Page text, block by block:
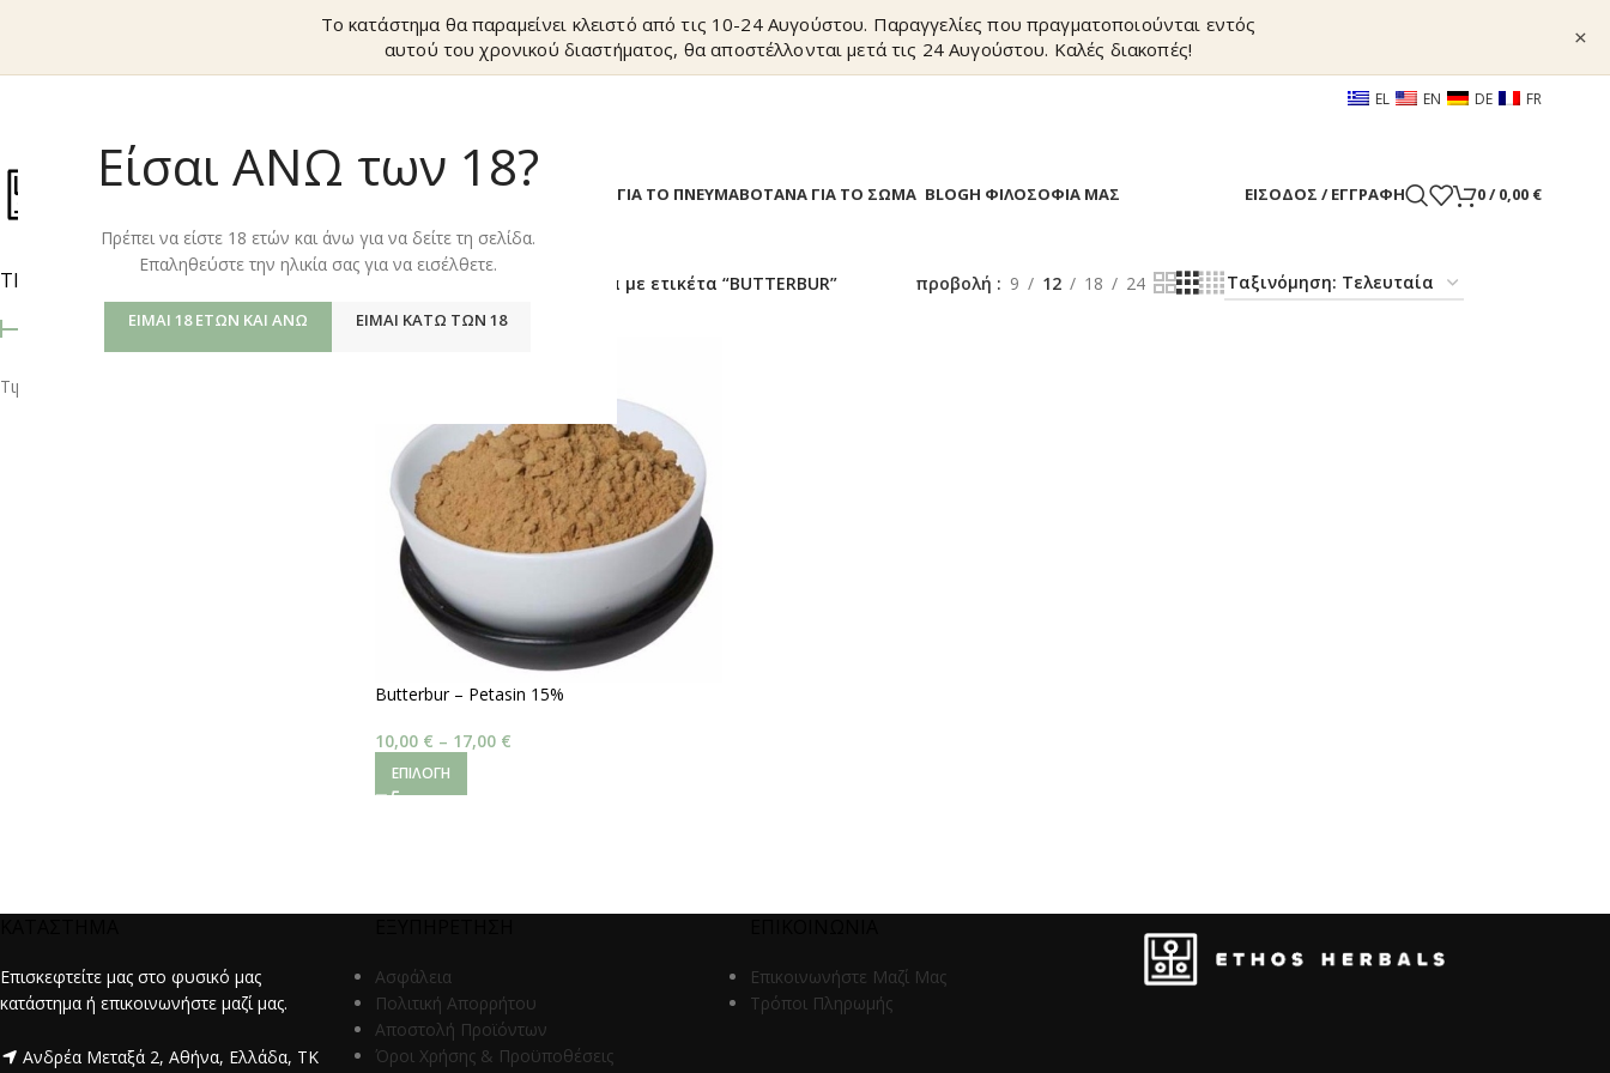
Είσαι ΑΝΩ των 18?
Πρέπει να είστε 18 ετών και άνω για να δείτε τη σελίδα.
Επαληθεύστε την ηλικία σας για να εισέλθετε.
ΕΊΜΑΙ 18 ΕΤΏΝ ΚΑΙ ΆΝΩ ΕΊΜΑΙ ΚΆΤΩ ΤΩΝ 18
Το κατάστημα θα παραμείνει κλειστό από τις 10-24 Αυγούστου. Παραγγελίες που πραγματοποιούνται εντός
αυτού του χρονικού διαστήματος, θα αποστέλλονται μετά τις 24 Αυγούστου. Καλές διακοπές!
×
EL EN DE FR
ΒΟΤΑΝΑ ΓΙΑ ΤΟ ΠΝΕΥΜΑΒΟΤΑΝΑ ΓΙΑ ΤΟ ΣΩΜΑ BLOGΗ ΦΙΛΟΣΟΦΙΑ ΜΑΣ ΕΊΣΟΔΟΣ / ΕΓΓΡΑΦΉ 0/ 0,00 €
ΤΙΜΉ
Τιμή:
Προϊόντα με ετικέτα “BUTTERBUR” προβολή 9 12 18 24
Butterbur – Petasin 15%
10,00 € – 17,00 €
ΕΠΙΛΟΓΉ
Επισκεφτείτε μας στο φυσικό μας
κατάστημα ή επικοινωνήστε μαζί μας.
Ανδρέα Μεταξά 2, Αθήνα, Ελλάδα, ΤΚ
Ασφάλεια
Πολιτική Απορρήτου
Αποστολή Προϊόντων
Όροι Χρήσης & Προϋποθέσεις
Επικοινωνήστε Μαζί Μας
Τρόποι Πληρωμής